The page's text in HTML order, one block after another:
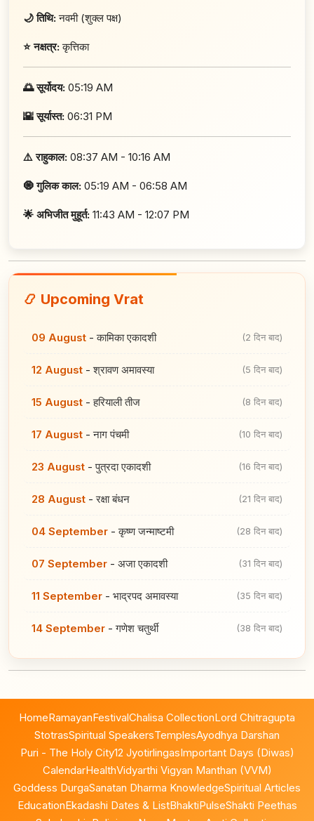
🌙 तिथि:नवमी (शुक्ल पक्ष)
⭐ नक्षत्र:कृत्तिका
🌅 सूर्योदय: 05:19 AM
🌇 सूर्यास्त: 06:31 PM
⚠️ राहुकाल: 08:37 AM - 10:16 AM
🧿 गुलिक काल: 05:19 AM - 06:58 AM
🌟 अभिजीत मुहूर्त: 11:43 AM - 12:07 PM
📿 Upcoming Vrat
09 August -कामिका एकादशी (2 दिन बाद)
12 August -श्रावण अमावस्या (5 दिन बाद)
15 August -हरियाली तीज (8 दिन बाद)
17 August -नाग पंचमी (10 दिन बाद)
23 August -पुत्रदा एकादशी (16 दिन बाद)
28 August -रक्षा बंधन (21 दिन बाद)
04 September -कृष्ण जन्माष्टमी (28 दिन बाद)
07 September - अजा एकादशी (31 दिन बाद)
11 September - भाद्रपद अमावस्या (35 दिन बाद)
14 September -गणेश चतुर्थी (38 दिन बाद)
HomeRamayanFestivalChalisa CollectionLord Chitragupta
StotrasSpiritual SpeakersTemplesAyodhya Darshan
Puri - The Holy City12 JyotirlingasImportant Days (Diwas)
CalendarHealthVidyarthi Vigyan Manthan (VVM)
Goddess DurgaSanatan Dharma KnowledgeSpiritual Articles
EducationEkadashi Dates & ListBhaktiPulseShakti Peethas